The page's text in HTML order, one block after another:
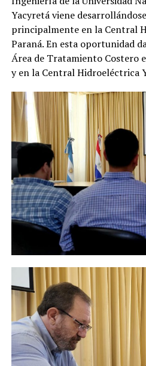
Yacyretá viene
principalmente en la Central
Paraná. En esta oportunidad
Área de Tratamiento Costero
y en la Central Hidroeléctrica